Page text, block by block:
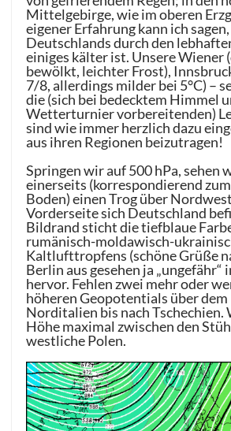
Mittelgebirge, wie im oberen
eigener Erfahrung kann ich
Deutschlands durch den
einiges kälter ist. Unsere
bewölkt, leichter Frost),
7/8, allerdings milder bei 5°C) –
die (sich bei bedecktem Himmel
Wetterturnier vorbereitenden)
sind wie immer herzlich dazu
aus ihren Regionen beizutragen!
Springen wir auf 500 hPa,
einerseits (korrespondierend
Boden) einen Trog über
Vorderseite sich Deutschland
Bildrand sticht die tiefblaue
rumänisch-moldawisch-
Kaltlufttropfens (schöne Grüße
Berlin aus gesehen ja
hervor. Fehlen zwei mehr oder
höheren Geopotentials über
Norditalien bis nach Tschechien.
Höhe maximal zwischen den
westliche Polen.